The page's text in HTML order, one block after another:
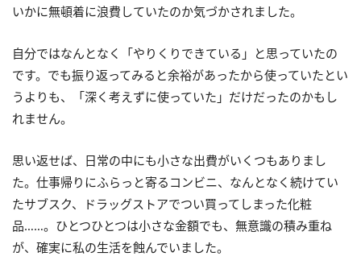
いかに無頓着に浪費していたのか気づかされました。
自分ではなんとなく「やりくりできている」と思っていたの
です。でも振り返ってみると余裕があったから使っていたとい
うよりも、「深く考えずに使っていた」だけだったのかもし
れません。
思い返せば、日常の中にも小さな出費がいくつもありまし
た。仕事帰りにふらっと寄るコンビニ、なんとなく続けてい
たサブスク、ドラッグストアでつい買ってしまった化粧
品……。ひとつひとつは小さな金額でも、無意識の積み重ね
が、確実に私の生活を蝕んでいました。